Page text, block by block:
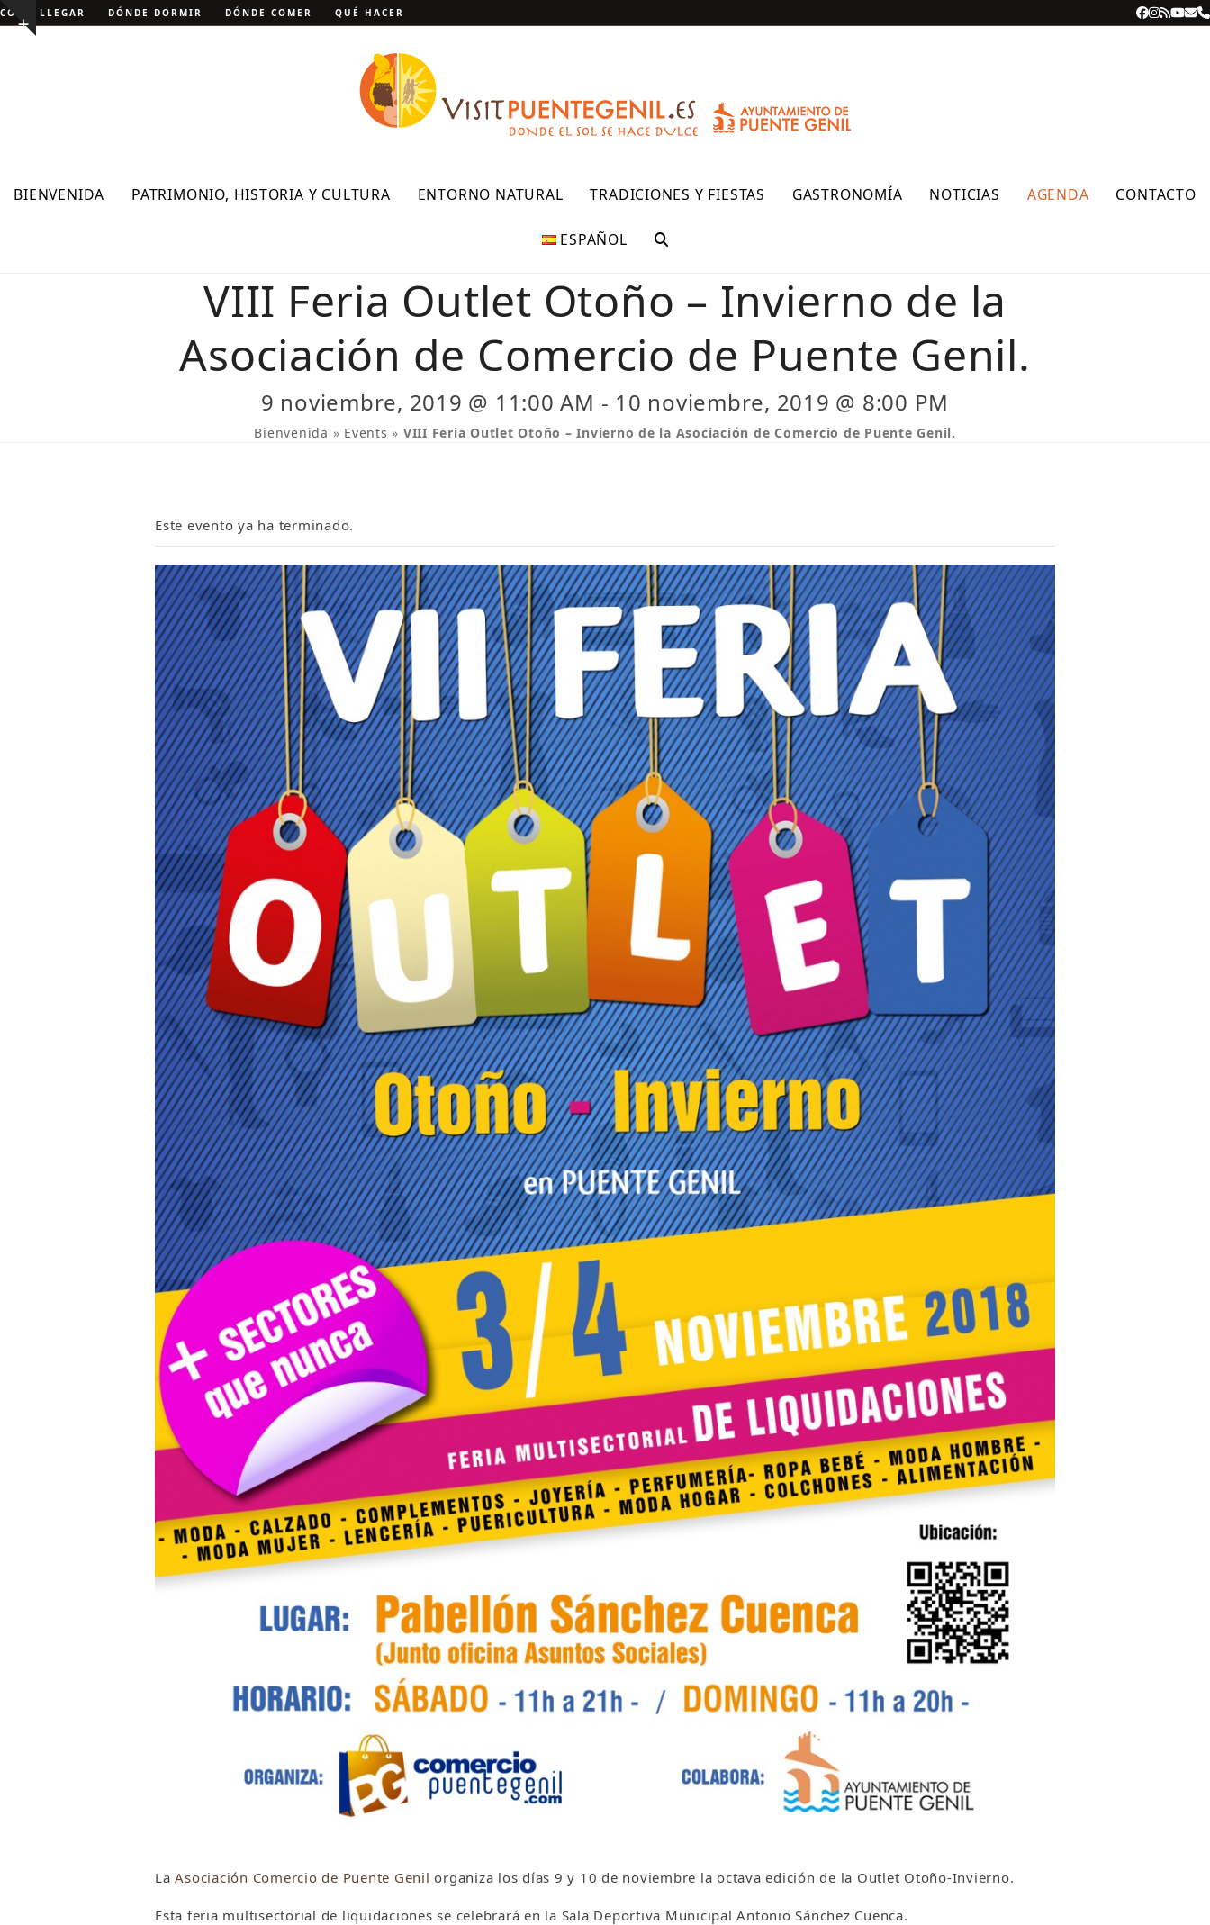
Skip
to Show
CÓMO LLEGAR DÓNDE DORMIR DÓNDE COMER QUÉ HACER Facebook
RSS
BIENVENIDA PATRIMONIO, HISTORIA Y CULTURA ENTORNO NATURAL TRADICIONES Y FIESTAS GASTRONOMÍA NOTICIAS AGENDA CONTACTO
ESPAÑOL
VIII Feria Outlet Otoño – Invierno de la
Asociación de Comercio de Puente Genil.
9 noviembre, 2019 @ 11:00 AM - 10 noviembre, 2019 @ 8:00 PM
Bienvenida » Events » VIII Feria Outlet Otoño – Invierno de la Asociación de Comercio de Puente Genil.
Este evento ya ha terminado.
LaAsociación Comercio de Puente Genil organiza los días 9 y 10 de noviembre la octava edición de la Outlet Otoño-Invierno.
Esta feria multisectorial de liquidaciones se celebrará en la Sala Deportiva Municipal Antonio Sánchez Cuenca.